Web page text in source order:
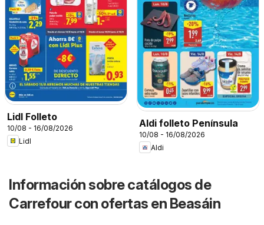
Lidl Folleto
10/08 - 16/08/2026
Lidl
Aldi folleto Península
10/08 - 16/08/2026
Aldi
Información sobre catálogos de
Carrefour con ofertas en Beasáin